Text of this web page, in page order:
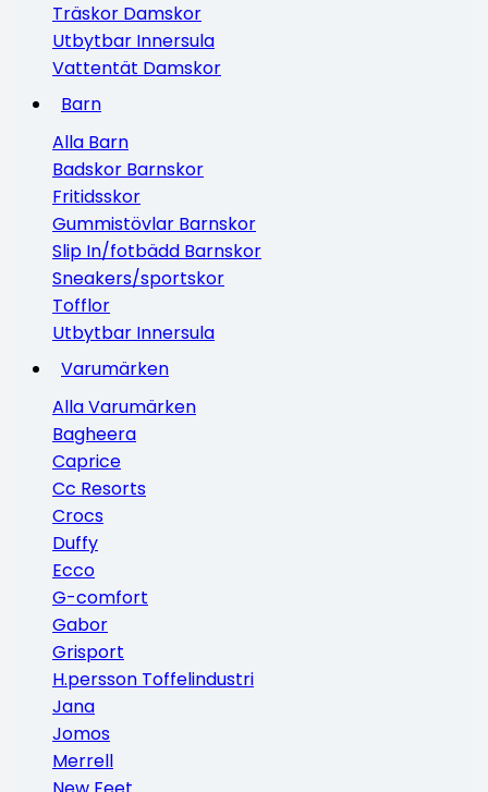
Träskor Damskor
Utbytbar Innersula
Vattentät Damskor
Barn
Alla Barn
Badskor Barnskor
Fritidsskor
Gummistövlar Barnskor
Slip In/fotbädd Barnskor
Sneakers/sportskor
Tofflor
Utbytbar Innersula
Varumärken
Alla Varumärken
Bagheera
Caprice
Cc Resorts
Crocs
Duffy
Ecco
G-comfort
Gabor
Grisport
H.persson Toffelindustri
Jana
Jomos
Merrell